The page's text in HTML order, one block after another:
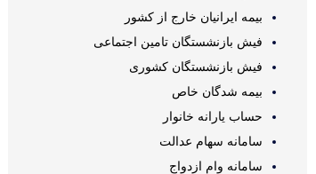
بیمه ایرانیان خارج از کشور
فیش بازنشستگان تامین اجتماعی
فیش بازنشستگان کشوری
بیمه شدگان خاص
حساب یارانه خانوار
سامانه سهام عدالت
سامانه وام ازدواج